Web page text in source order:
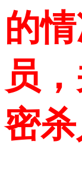
的
员
密杀